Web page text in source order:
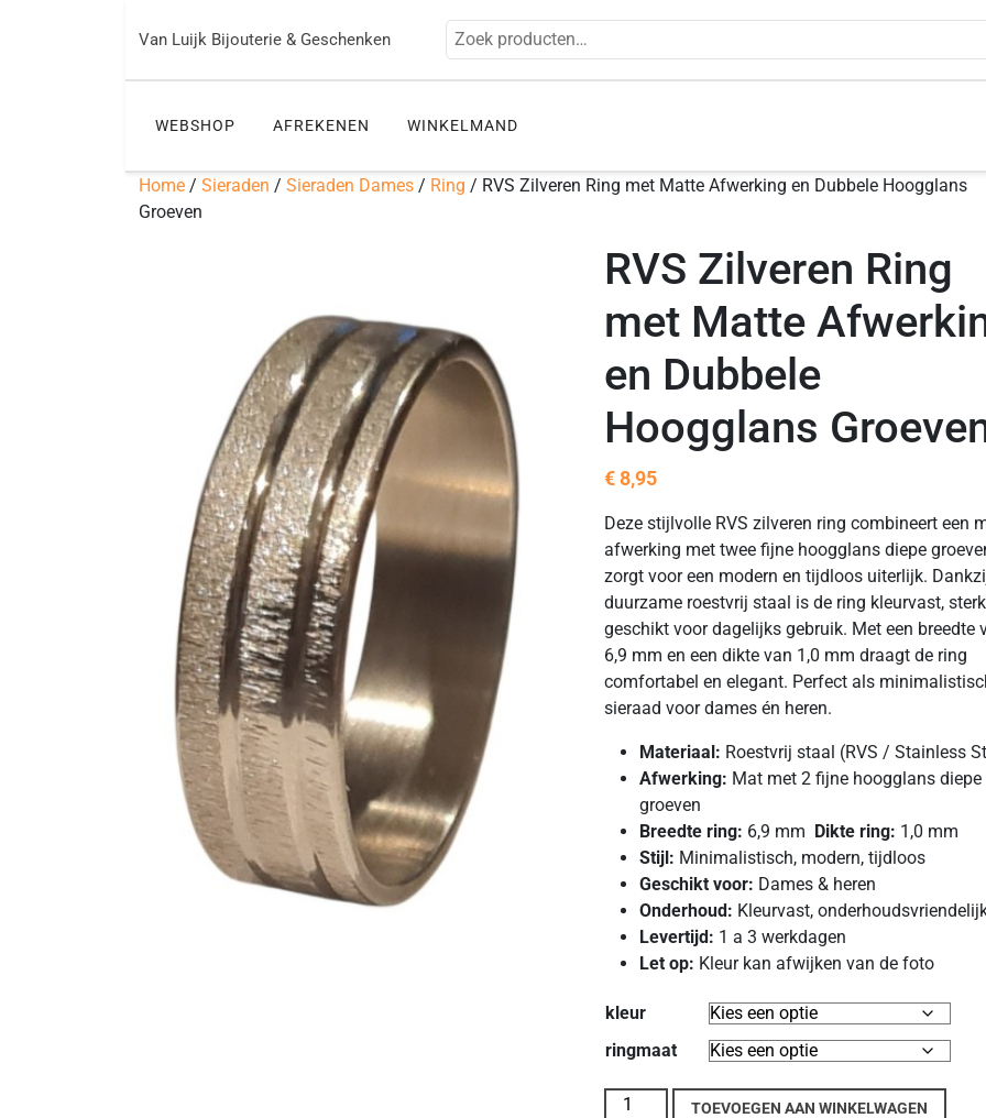
naar
Van Luijk Bijouterie & Geschenken Zoeken naar:
WEBSHOP AFREKENEN WINKELMAND
Home / Sieraden / Sieraden Dames / Ring / RVS Zilveren Ring met Matte Afwerking en Dubbele Hoogglans
Groeven
RVS Zilveren Ring
met Matte
en Dubbele
Hoogglans
€8,95
Deze stijlvolle RVS zilveren ring combineert een
afwerking met twee fijne hoogglans diepe
zorgt voor een modern en tijdloos uiterlijk.
duurzame roestvrij staal is de ring kleurvast,
geschikt voor dagelijks gebruik. Met een breedte
6,9 mm en een dikte van 1,0 mm draagt de ring
comfortabel en elegant. Perfect als
sieraad voor dames én heren.
Materiaal: Roestvrij staal (RVS / Stainless
Afwerking: Mat met 2 fijne hoogglans diepe
groeven
Breedte ring: 6,9 mm Dikte ring: 1,0 mm
Stijl: Minimalistisch, modern, tijdloos
Geschikt voor: Dames & heren
Onderhoud: Kleurvast,
Levertijd: 1 a 3 werkdagen
Let op: Kleur kan afwijken van de foto
kleur
ringmaat
RVS Zilveren Ring met Matte Afwerking en
TOEVOEGEN AAN WINKELWAGEN